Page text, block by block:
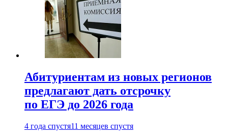
Абитуриентам из новых регионов
предлагают дать отсрочку
по ЕГЭ до 2026 года
4 года спустя11 месяцев спустя